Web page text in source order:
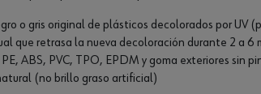
o gris original de plásticos decolorados por UV
que retrasa la nueva decoloración durante 2 a 6
ABS, PVC, TPO, EPDM y goma exteriores sin
(no brillo graso artificial)